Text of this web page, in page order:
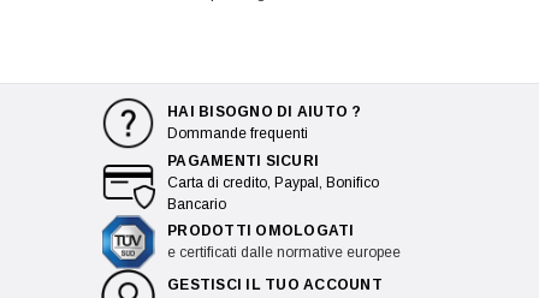
HAI BISOGNO DI AIUTO ?
Dommande frequenti
PAGAMENTI SICURI
Carta di credito, Paypal, Bonifico
Bancario
PRODOTTI OMOLOGATI
e certificati dalle normative europee
GESTISCI IL TUO ACCOUNT